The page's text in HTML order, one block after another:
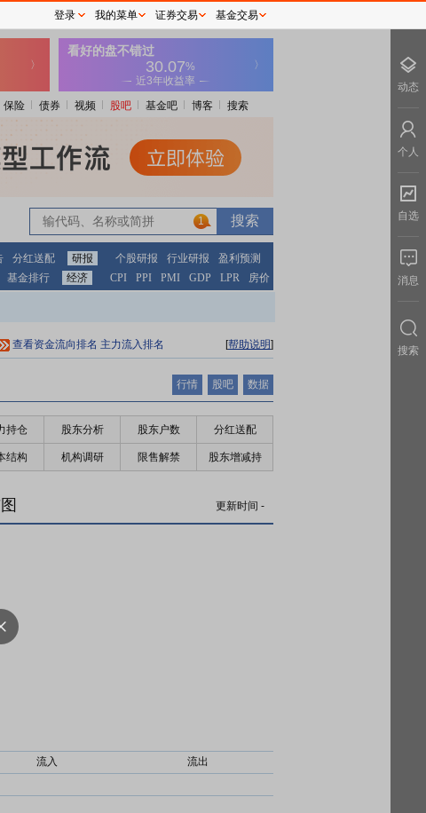
保险 债券 视频 股吧 基金吧 博客 搜索
1
分红送配 研报 个股研报 行业研报
盈利预测
基金排行 经济 CPI PPI PMI GDP LPR 房价
查看资金流向排名 主力流入排名 [帮助说明]
行情 股吧 数据
持仓 股东分析 股东户数 分红送配
结构 机构调研 限售解禁 股东增减持
更新时间 -
流入
流出
登录 我的菜单 证券交易 基金交易
动态
个人
自选
消息
搜索